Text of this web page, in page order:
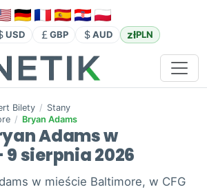
USD GBP AUD złPLN
Bilety / Stany
/ Bryan Adams
Adams w
sierpnia 2026
w mieście Baltimore, w CFG